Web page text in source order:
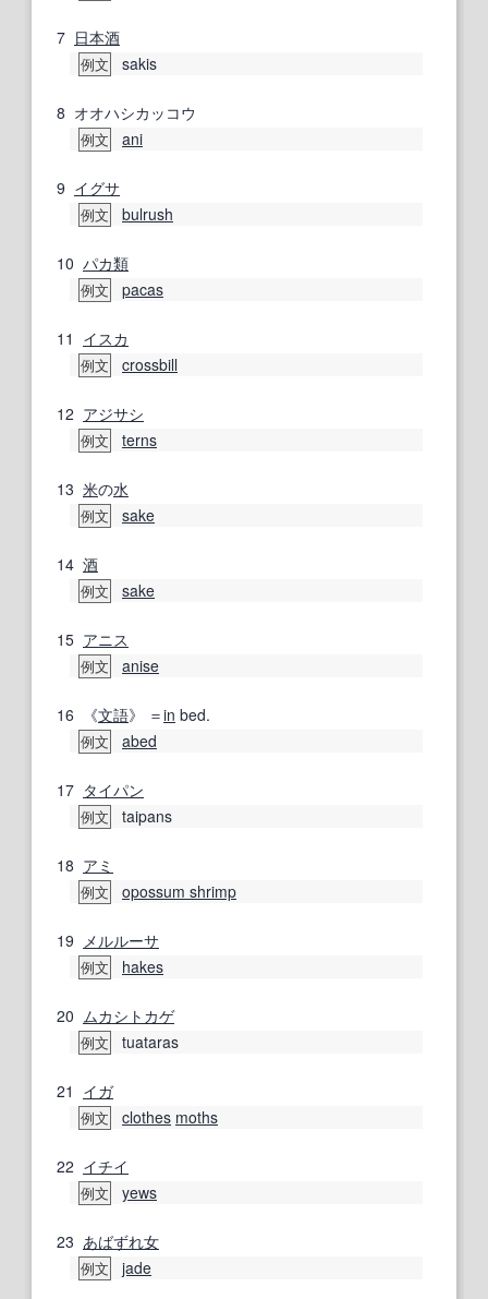
7 日本酒
例文 sakis
8 オオハシカッコウ
例文 ani
9 イグサ
例文 bulrush
10 パカ類
例文 pacas
11 イスカ
例文 crossbill
12 アジサシ
例文 terns
13 米の水
例文 sake
14 酒
例文 sake
15 アニス
例文 anise
16 《文語》 ＝in bed.
例文 abed
17 タイパン
例文 taipans
18 アミ
例文 opossum shrimp
19 メルルーサ
例文 hakes
20 ムカシトカゲ
例文 tuataras
21 イガ
例文 clothes moths
22 イチイ
例文 yews
23 あばずれ女
例文 jade